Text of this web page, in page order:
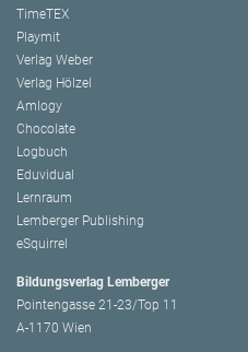
TimeTEX
Playmit
Verlag Weber
Verlag Hölzel
Amlogy
Chocolate
Logbuch
Eduvidual
Lernraum
Lemberger Publishing
eSquirrel
Bildungsverlag Lemberger
Pointengasse 21-23/Top 11
A-1170 Wien